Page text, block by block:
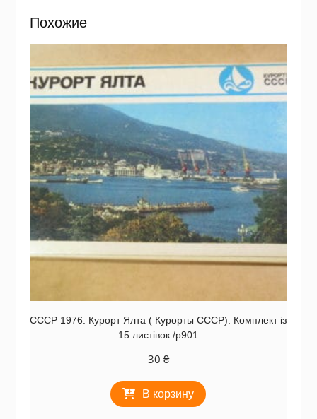
Похожие
СССР 1976. Курорт Ялта ( Курорты СССР). Комплект із
15 листівок /р901
30 ₴
В корзину